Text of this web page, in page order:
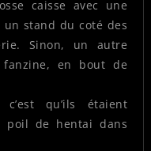
caisse avec une
stand du coté des
Sinon, un autre
en bout de
qu’ils étaient
poil de hentai dans